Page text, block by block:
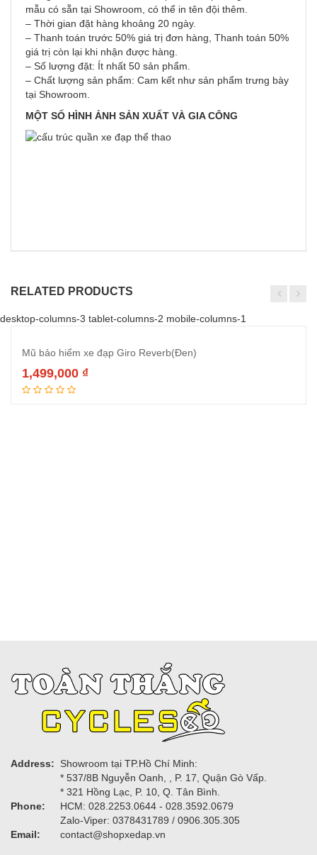
mẫu có sẵn tại Showroom, có thể in tên đội thêm.
– Thời gian đặt hàng khoảng 20 ngày.
– Thanh toán trước 50% giá trị đơn hàng, Thanh toán 50%
giá trị còn lại khi nhận được hàng.
– Số lượng đặt: Ít nhất 50 sản phẩm.
– Chất lượng sản phẩm: Cam kết như sản phẩm trưng bày
tại Showroom.
MỘT SỐ HÌNH ẢNH SẢN XUẤT VÀ GIA CÔNG
RELATED PRODUCTS
desktop-columns-3 tablet-columns-2 mobile-columns-1
Mũ bảo hiểm xe đạp Giro Reverb(Đen)
1,499,000 ₫
Address:
Showroom tại TP.Hồ Chí Minh:
* 537/8B Nguyễn Oanh, , P. 17, Quận Gò Vấp.
* 321 Hồng Lạc, P. 10, Q. Tân Bình.
Phone:
HCM: 028.2253.0644 - 028.3592.0679
Zalo-Viper: 0378431789 / 0906.305.305
Email:
contact@shopxedap.vn